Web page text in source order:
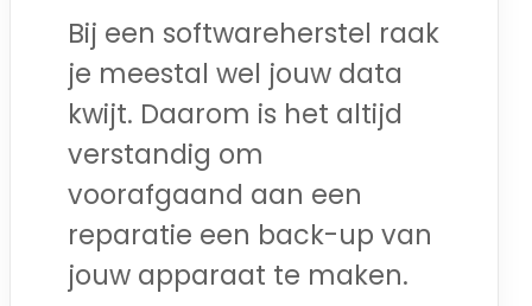
Bij een softwareherstel raak
je meestal wel jouw data
kwijt. Daarom is het altijd
verstandig om
voorafgaand aan een
reparatie een back-up van
jouw apparaat te maken.